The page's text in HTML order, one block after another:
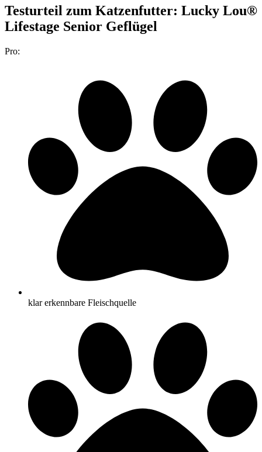
Testurteil zum Katzenfutter: Lucky Lou®
Lifestage Senior Geflügel
Pro:
klar erkennbare Fleischquelle